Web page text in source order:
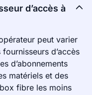
d’accès à
peut varier
d’accès
d’abonnements
matériels et des
fibre les moins